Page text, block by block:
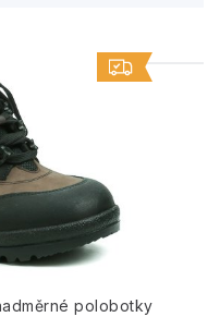
polobotky